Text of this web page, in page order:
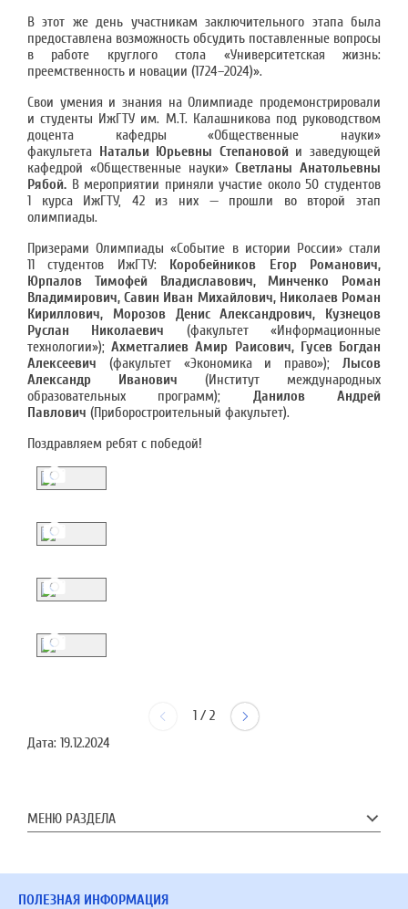
В этот же день участникам заключительного этапа была
предоставлена возможность обсудить поставленные вопросы
в работе круглого стола «Университетская жизнь:
преемственность и новации (1724–2024)».
Свои умения и знания на Олимпиаде продемонстрировали
и студенты ИжГТУ им. М.Т. Калашникова под руководством
доцента кафедры «Общественные науки»
факультета Натальи Юрьевны Степановойи заведующей
кафедрой «Общественные науки»Светланы Анатольевны
Рябой. В мероприятии приняли участие около 50 студентов
1 курса ИжГТУ, 42 из них — прошли во второй этап
олимпиады.
Призерами Олимпиады «Событие в истории России» стали
11 студентов ИжГТУ: Коробейников Егор Романович,
Юрпалов Тимофей Владиславович, Минченко Роман
Владимирович, Савин Иван Михайлович, Николаев Роман
Кириллович, Морозов Денис Александрович, Кузнецов
Руслан Николаевич (факультет «Информационные
технологии»);Ахметгалиев Амир Раисович, Гусев Богдан
Алексеевич (факультет «Экономика и право»); Лысов
Александр Иванович (Институт международных
образовательных программ); Данилов Андрей
Павлович (Приборостроительный факультет).
Поздравляем ребят с победой!
1 / 2
Дата: 19.12.2024
МЕНЮ РАЗДЕЛА
ПОЛЕЗНАЯ ИНФОРМАЦИЯ